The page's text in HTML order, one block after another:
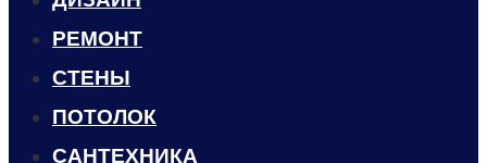
РЕМОНТ
СТЕНЫ
ПОТОЛОК
САНТЕХНИКА